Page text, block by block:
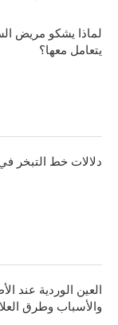
لماذا يشكو مريض
يتعامل معها؟
دلالات خط التبخر
العين الوردية عند
والأسباب وطرق